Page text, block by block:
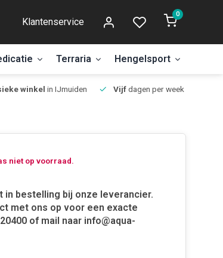
Klantenservice
0
Terraria Hengelsport
winkel in IJmuiden Vijfdagen per week open.
niet op voorraad.
in bestelling bij onze leverancier.
met ons op voor een exacte
of mail naar info@aqua-